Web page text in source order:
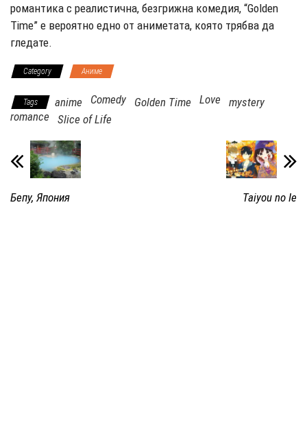
романтика с реалистична, безгрижна комедия, “Golden
Time” е вероятно едно от аниметата, която трябва да
гледате.
Category Аниме
Tags anime Comedy Golden Time Love
mystery
romance
Slice of Life
Бепу, Япония Taiyou no Ie